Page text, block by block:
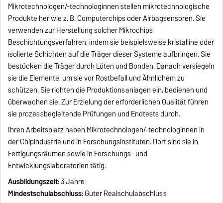
Mikrotechnologen/-technologinnen stellen mikrotechnologische
Produkte her wie z. B. Computerchips oder Airbagsensoren. Sie
verwenden zur Herstellung solcher Mikrochips
Beschichtungsverfahren, indem sie beispielsweise kristalline oder
isolierte Schichten auf die Träger dieser Systeme aufbringen. Sie
bestücken die Träger durch Löten und Bonden. Danach versiegeln
sie die Elemente, um sie vor Rostbefall und Ähnlichem zu
schützen. Sie richten die Produktionsanlagen ein, bedienen und
überwachen sie. Zur Erzielung der erforderlichen Qualität führen
sie prozessbegleitende Prüfungen und Endtests durch.
Ihren Arbeitsplatz haben Mikrotechnologen/-technologinnen in
der Chipindustrie und in Forschungsinstituten. Dort sind sie in
Fertigungsräumen sowie in Forschungs- und
Entwicklungslaboratorien tätig.
Ausbildungszeit:3 Jahre
Mindestschulabschluss:Guter Realschulabschluss